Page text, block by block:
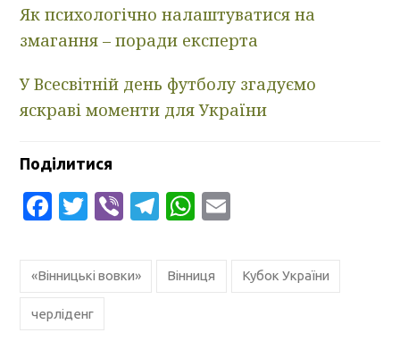
Як психологічно налаштуватися на
змагання – поради експерта
У Всесвітній день футболу згадуємо
яскраві моменти для України
Поділитися
Facebook
Twitter
ViberTelegram
WhatsApp
«Вінницькі вовки» Вінниця Кубок України
черліденг